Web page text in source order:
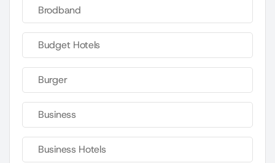
Brodband
Budget Hotels
Burger
Business
Business Hotels